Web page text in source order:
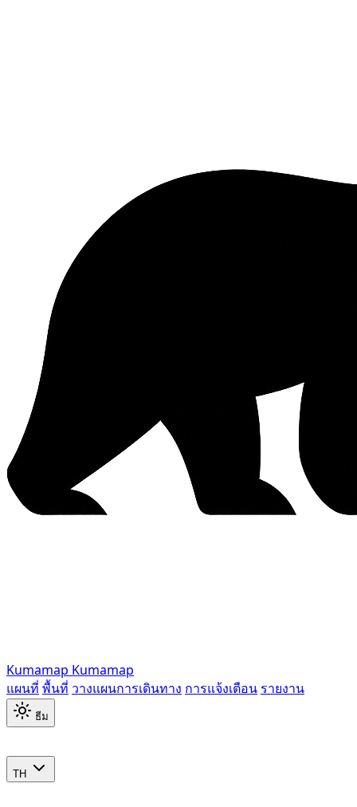
Kumamap Kumamap
แผนที่ พื้นที่ วางแผนการเดินทาง การแจ้งเตือน รายงาน
ธีม
TH